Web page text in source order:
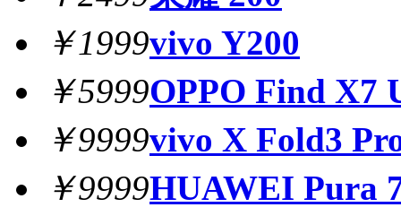
￥1999vivo Y200
￥5999OPPO Find X7
￥9999vivo X Fold3
￥9999HUAWEI Pura